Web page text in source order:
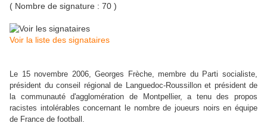
( Nombre de signature : 70 )
Voir la liste des signataires
Le 15 novembre 2006, Georges Frèche, membre du Parti socialiste,
président du conseil régional de Languedoc-Roussillon et président de
la communauté d'agglomération de Montpellier, a tenu des propos
racistes intolérables concernant le nombre de joueurs noirs en équipe
de France de football.